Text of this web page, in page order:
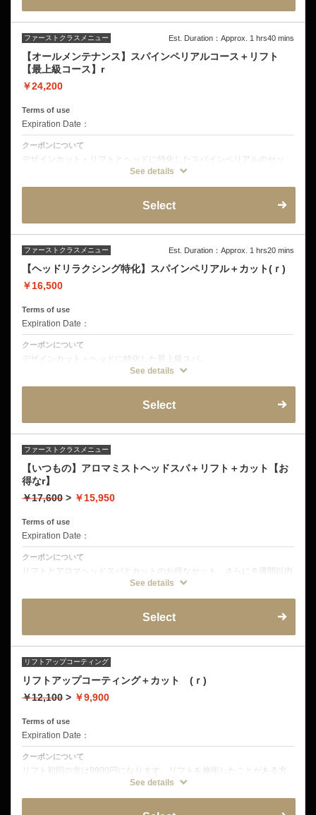
デザインカット
ミストクレンジング
音波振動マッサージ
オープンミストブラビングスパ
皮脂揉みだしシャンプー
頭皮洗浄
リフトアップコーティング
ファーストクラスメニュー Est. Duration：Approx. 1 hrs40 mins
【オールメンテナンス】スパインペリアルコース＋リフト
【最上級コース】r
￥24,200
Terms of use
Expiration Date：
クーポンについて
デザインカット＋リフトとヘッドに特化したスパインペリアルのセッ
ト。 ６週間以内のご来店は1100円オフ！ クーポンに含まれる詳細 デザ
動マッサージ オープンミストブラビングスパ 皮脂揉みだしシャンプー
メント ヘッドショルダーマッサージ エレクトロポレーション リフトア
See details
Select
ファーストクラスメニュー Est. Duration：Approx. 1 hrs20 mins
【ヘッドリラクシング特化】スパインペリアル＋カット(ｒ)
￥16,500
Terms of use
Expiration Date：
クーポンについて
デザインカット＋ヘッドに特化した最上級スパ。
フルフラットシャンプー台で頭と同時に機械によるフットマッサージを
重点的に頭の疲れを取りたい方。睡眠不足を感じる方に。4週間以内施
デザインカット
フルフラットフットマッサージ
音波振動マッサージ
皮脂揉みだしシャンプー
頭皮洗浄
タオルトリートメント
フィンガープレッシャー
頭皮トリートメント
エレクトロポレーション
See details
Select
ファーストクラスメニュー
【いつもの】アロマミストヘッドスパ＋リフト＋カット【お
得なr】
￥17,600 > ￥15,950
Terms of use
Expiration Date：
クーポンについて
リフトとアロマヘッドスパとカットのお得なセット。さらに６週間以内
クーポン詳細
音波振動マッサージ
オープンミストブラビングスパ
頭皮洗浄
リフトアップコーティング
See details
Select
リフトアップコーティング
リフトアップコーティング＋カット (ｒ)
￥12,100 > ￥9,900
Terms of use
Expiration Date：
クーポンについて
リフト初回の方は9900円になります。リフトを施術したことがある方
は12100 ６週間以内のご来店は1100円オフ 独自配合のトリートメント
こっけの方、トップがつぶれてしまう方などパーマできない方もオスス
See details